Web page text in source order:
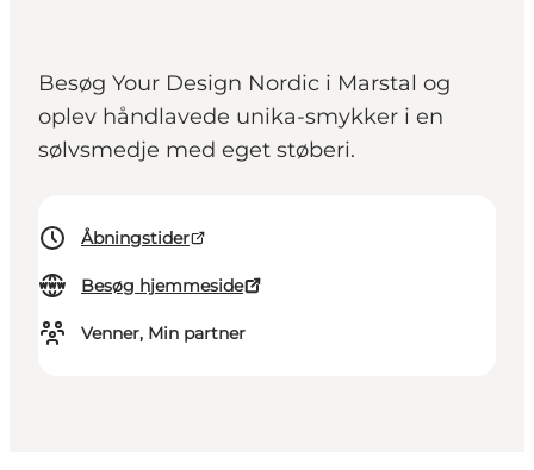
Besøg Your Design Nordic i Marstal og
oplev håndlavede unika-smykker i en
sølvsmedje med eget støberi.
Åbningstider
Besøg hjemmeside
Venner, Min partner